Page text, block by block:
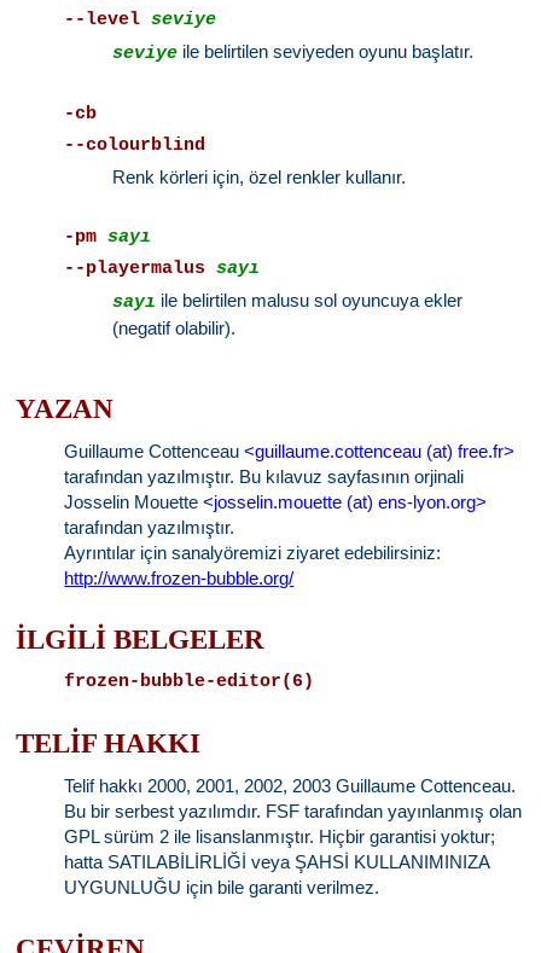
--levelseviye
seviye ile belirtilen seviyeden oyunu başlatır.
-cb
--colourblind
Renk körleri için, özel renkler kullanır.
-pmsayı
--playermalussayı
sayı ile belirtilen malusu sol oyuncuya ekler
(negatif olabilir).
YAZAN
Guillaume Cottenceau<guillaume.cottenceau (at) free.fr>
tarafından yazılmıştır. Bu kılavuz sayfasının orjinali
Josselin Mouette<josselin.mouette (at) ens-lyon.org>
tarafından yazılmıştır.
Ayrıntılar için sanalyöremizi ziyaret edebilirsiniz:
http://www.frozen-bubble.org/
İLGİLİ BELGELER
frozen-bubble-editor(6)
TELİF HAKKI
Telif hakkı 2000, 2001, 2002, 2003 Guillaume Cottenceau.
Bu bir serbest yazılımdır. FSF tarafından yayınlanmış olan
GPL sürüm 2 ile lisanslanmıştır. Hiçbir garantisi yoktur;
hatta SATILABİLİRLİĞİ veya ŞAHSİ KULLANIMINIZA
UYGUNLUĞU için bile garanti verilmez.